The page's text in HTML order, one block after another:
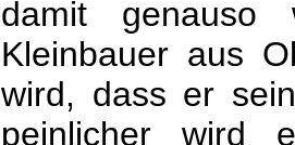
damit genauso
Kleinbauer aus
wird, dass er
peinlicher wird